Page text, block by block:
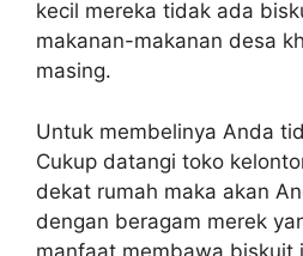
kecil mereka tidak ada
makanan-makanan desa
masing.
Untuk membelinya Anda
Cukup datangi toko
dekat rumah maka akan
dengan beragam merek
manfaat membawa biskuit